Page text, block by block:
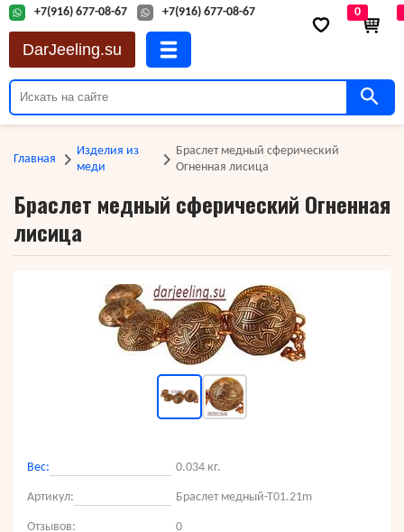
+7(916) 677-08-67 +7(916) 677-08-67
DarJeeling.su
0
Главная
Изделия из
меди
Браслет медный сферический
Огненная лисица
Браслет медный сферический Огненная
лисица
Вес: 0.034 кг.
Артикул: Браслет медный-Т01.21m
Отзывов: 0